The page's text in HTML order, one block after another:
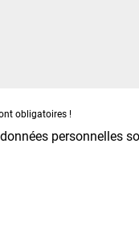
obligatoires !
personnelles